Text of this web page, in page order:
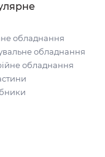
обладнання
обладнання
обладнання